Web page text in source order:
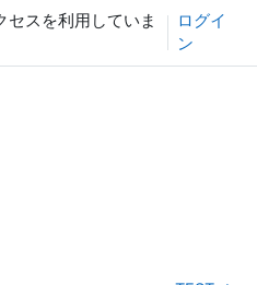
セスを利用していま
ログイ
ン